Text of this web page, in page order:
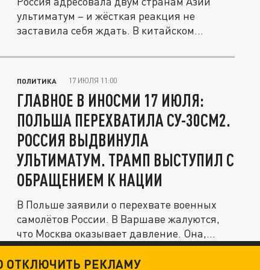
ультиматум – и жёсткая реакция не
заставила себя ждать. В китайском...
ПОЛИТИКА 17 ИЮЛЯ 11:00
ГЛАВНОЕ В ИНОСМИ 17 ИЮЛЯ:
ПОЛЬША ПЕРЕХВАТИЛА СУ-30СМ2.
РОССИЯ ВЫДВИНУЛА
УЛЬТИМАТУМ. ТРАМП ВЫСТУПИЛ С
ОБРАЩЕНИЕМ К НАЦИИ
В Польше заявили о перехвате военных
самолётов России. В Варшаве жалуются,
что Москва оказывает давление. Она,...
ОТКЛЮЧИТЬ РЕКЛАМУ